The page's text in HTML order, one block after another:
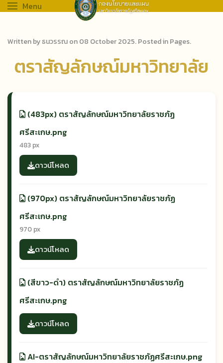
Menu
Written by ธนวรรณ on08 October 2025. Posted inPages.
ตราสัญลักษณ์มหาวิทยาลัย
(483px) ตราสัญลักษณ์มหาวิทยาลัยราชภัฏ
ศรีสะเกษ.png
483 px
ดาวน์โหลด
(970px) ตราสัญลักษณ์มหาวิทยาลัยราชภัฏ
ศรีสะเกษ.png
970 px
ดาวน์โหลด
(สีขาว-ดำ) ตราสัญลักษณ์มหาวิทยาลัยราชภัฏ
ศรีสะเกษ.png
ดาวน์โหลด
AI-ตราสัญลักษณ์มหาวิทยาลัยราชภัฏศรีสะเกษ.png